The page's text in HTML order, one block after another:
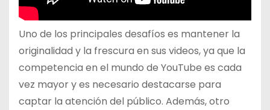
Uno de los principales desafíos es mantener la
originalidad y la frescura en sus videos, ya que la
competencia en el mundo de YouTube es cada
vez mayor y es necesario destacarse para
captar la atención del público. Además, otro